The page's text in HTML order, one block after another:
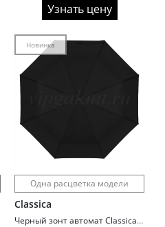
Узнать цену
Новинка
Одна расцветка модели
Classica
Черный зонт автомат Classica 957